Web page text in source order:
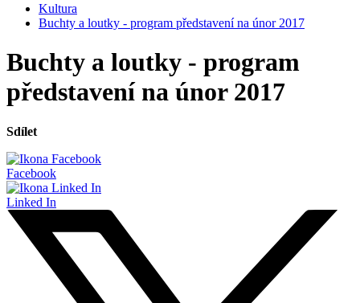
Kultura
Buchty a loutky - program představení na únor 2017
Buchty a loutky - program
představení na únor 2017
Sdílet
Facebook
Linked In